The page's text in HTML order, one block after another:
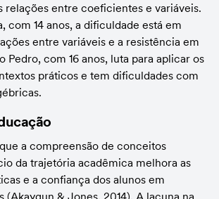
relações entre coeficientes e variáveis.
com 14 anos, a dificuldade está em
entre variáveis e a resistência em
Pedro, com 16 anos, luta para aplicar os
práticos e tem dificuldades com
a compreensão de conceitos
da trajetória acadêmica melhora as
e a confiança dos alunos em
(Akaygun & Jones, 2014). A lacuna na